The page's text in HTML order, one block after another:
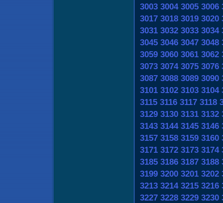
3003 3004 3005 3006
3017 3018 3019 3020
3031 3032 3033 3034
3045 3046 3047 3048
3059 3060 3061 3062
3073 3074 3075 3076
3087 3088 3089 3090
3101 3102 3103 3104
3115 3116 3117 3118
3129 3130 3131 3132
3143 3144 3145 3146
3157 3158 3159 3160
3171 3172 3173 3174
3185 3186 3187 3188
3199 3200 3201 3202
3213 3214 3215 3216
3227 3228 3229 3230